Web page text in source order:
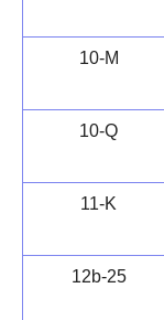
10-M
10-Q
11-K
12b-25